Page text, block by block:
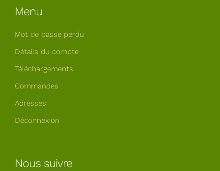
Menu
Mot de passe perdu
Détails du compte
Téléchargements
Commandes
Adresses
Déconnexion
Nous suivre